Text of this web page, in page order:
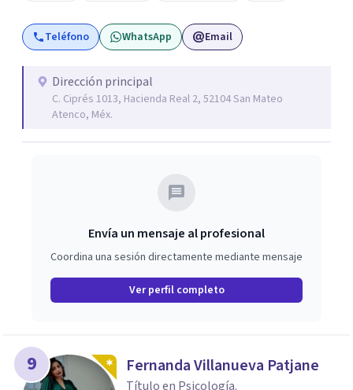
Teléfono WhatsApp Email
Dirección principal
C. Ciprés 1013, Hacienda Real 2, 52104 San Mateo
Atenco, Méx.
Envía un mensaje al profesional
Coordina una sesión directamente mediante mensaje
Ver perfil completo
9 Fernanda Villanueva Patjane
Título en Psicología.